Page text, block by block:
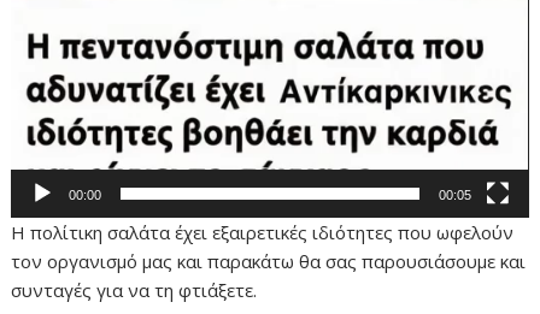
00:00 00:05
Η πολίτικη σαλάτα έχει εξαιρετικές ιδιότητες που ωφελούν
τον οργανισμό μας και παρακάτω θα σας παρουσιάσουμε και
συνταγές για να τη φτιάξετε.